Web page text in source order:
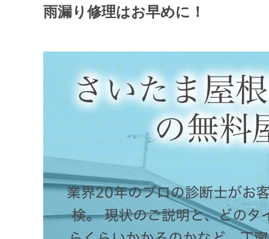
雨漏り修理はお早めに！